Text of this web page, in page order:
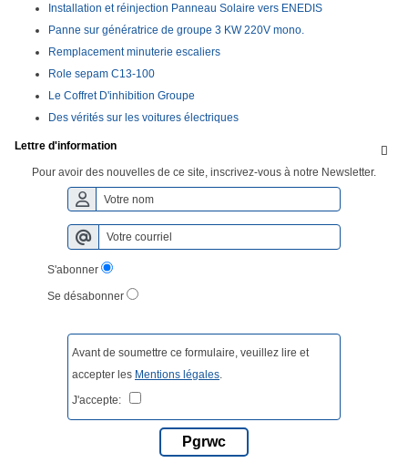
Installation et réinjection Panneau Solaire vers ENEDIS
Panne sur génératrice de groupe 3 KW 220V mono.
Remplacement minuterie escaliers
Role sepam C13-100
Le Coffret D'inhibition Groupe
Des vérités sur les voitures électriques

Lettre d'information
Pour avoir des nouvelles de ce site, inscrivez-vous à notre Newsletter.
S'abonner
Se désabonner
Avant de soumettre ce formulaire, veuillez lire et
accepter les Mentions légales.
J'accepte:
Pgrwc